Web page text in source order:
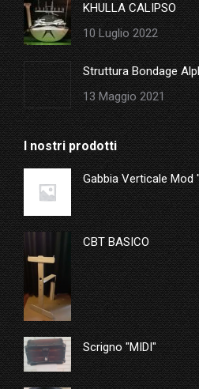
KHULLA CALIPSO
10 Luglio 2022
Struttura Bondage
13 Maggio 2021
I nostri prodotti
Gabbia Verticale Mod
CBT BASICO
Scrigno "MIDI"